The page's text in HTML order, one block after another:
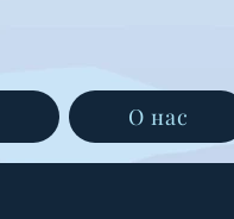
О нас